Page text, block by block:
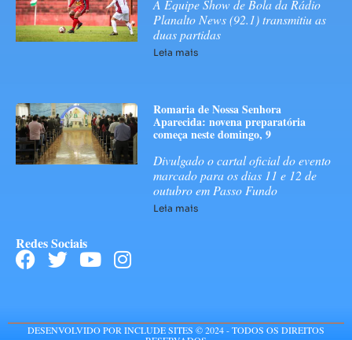
A Equipe Show de Bola da Rádio
Planalto News (92.1) transmitiu as
duas partidas
Leia mais
Romaria de Nossa Senhora
Aparecida: novena preparatória
começa neste domingo, 9
Divulgado o cartal oficial do evento
marcado para os dias 11 e 12 de
outubro em Passo Fundo
Leia mais
Redes Sociais
DESENVOLVIDO POR INCLUDE SITES © 2024 - TODOS OS DIREITOS